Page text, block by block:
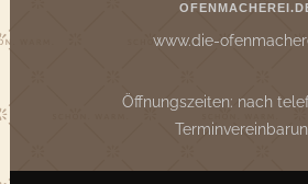
www.die-
Öffnungszeiten: nach